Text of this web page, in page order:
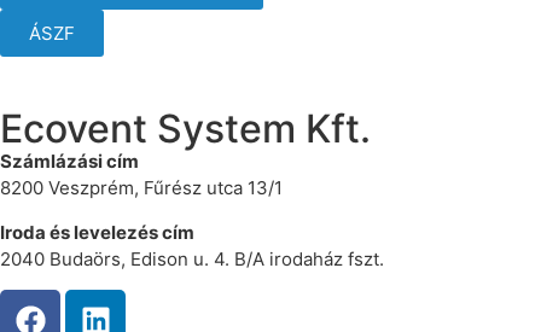
ÁSZF
Ecovent System Kft.
Számlázási cím
8200 Veszprém, Fűrész utca 13/1
Iroda és levelezés cím
2040 Budaörs, Edison u. 4. B/A irodaház fszt.